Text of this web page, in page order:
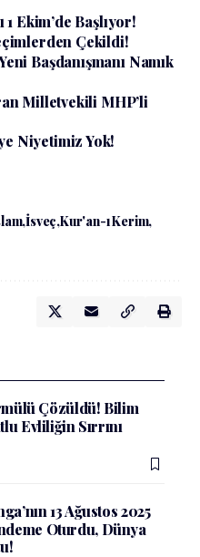
1 Ekim’de Başlıyor!
Çekildi!
Başdanışmanı Namık
Milletvekili MHP’li
Niyetimiz Yok!
İsveç Kur'an-ı Kerim
Çözüldü! Bilim
Evliliğin Sırrını
13 Ağustos 2025
Oturdu, Dünya